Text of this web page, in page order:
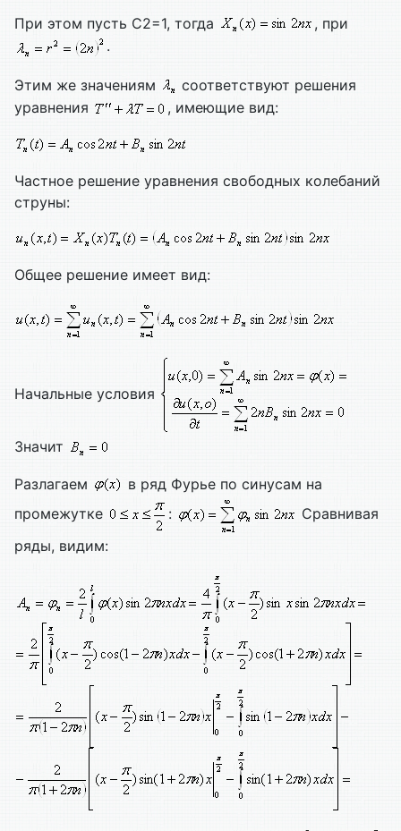
При этом пусть С2=1, тогда
, при
.
Этим же значениям
соответствуют решения
уравнения
, имеющие вид:
Частное решение уравнения свободных колебаний
струны:
Общее решение имеет вид:
Начальные условия
Значит
Разлагаем
в ряд Фурье по синусам на
промежутке
:
Сравнивая
ряды, видим: